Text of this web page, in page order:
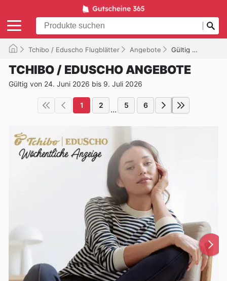
Tchibo / Eduscho Flugblätter Angebote Gültig bis 09.07.2026
TCHIBO / EDUSCHO ANGEBOTE
Gültig von 24. Juni 2026 bis 9. Juli 2026
1 2 ... 5 6